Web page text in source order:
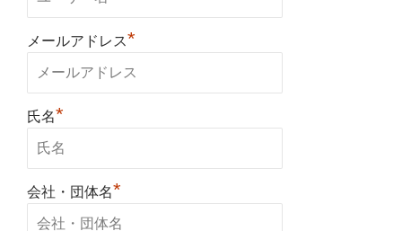
メールアドレス*
氏名*
会社・団体名*